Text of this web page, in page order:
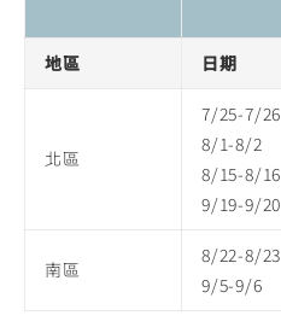
地區 日期
北區
7/25-7/26
8/1-8/2
8/15-8/16
9/19-9/20
南區
8/22-8/23
9/5-9/6